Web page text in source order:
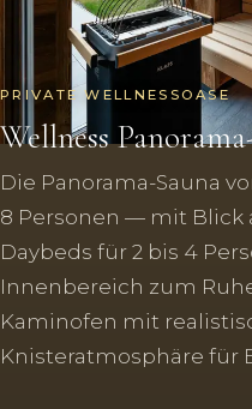
PRIVATE WELLNESSOASE
Wellness
Die Panorama-Sauna
8 Personen — mit Blick
Daybeds für 2 bis 4
Innenbereich zum
Kaminofen mit
Knisteratmosphäre für